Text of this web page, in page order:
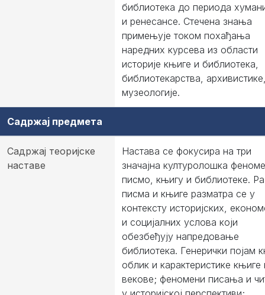
библиотека до периода
и ренесансе. Стечена знања
примењује током похађања
наредних курсева из области
историје књиге и библиотека,
библиотекарства,
музеологије.
Садржај предмета
Садржај теоријске
наставе
Настава се фокусира на три
значајна културолошка
писмо, књигу и библиотеке.
писма и књиге разматра се у
контексту историјских,
и социјалних услова који
обезбеђују напредовање
библиотека. Генерички појам
облик и карактеристике књиге
векове; феномени писања и